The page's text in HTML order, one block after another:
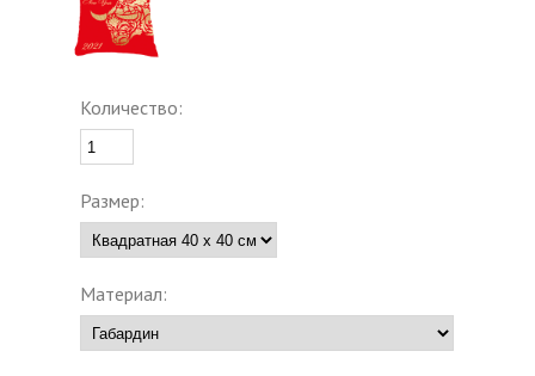
Количество:
Размер:
Материал: